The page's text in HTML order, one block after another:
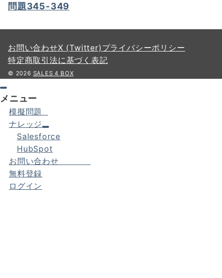
問題345-349
お問い合わせX (Twitter) プライバシーポリシー
特定商取引法に基づく表記
© 2026 SALES 4 BOX
メニュー
模擬問題
ナレッジ
Salesforce
HubSpot
お問い合わせ
無料登録
ログイン